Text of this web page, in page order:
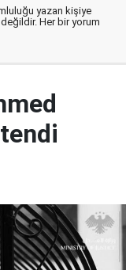
yazan kişiye
Her bir yorum